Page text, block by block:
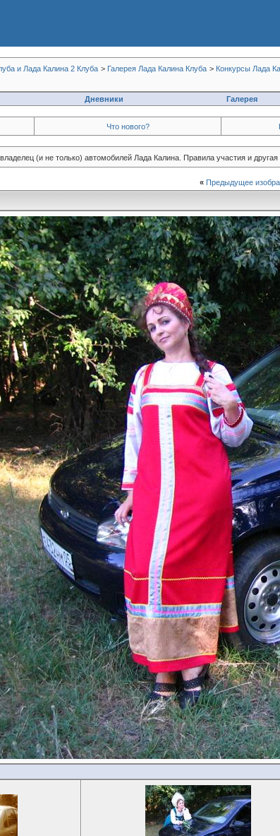
и Лада Калина 2 Клуба > Галерея Лада Калина Клуба > Конкурсы Лада
Дневники Галерея
Что нового?
(и не только) автомобилей Лада Калина. Правила участия и
« Предыдущее